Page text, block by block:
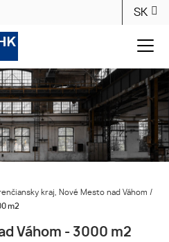
SK
kraj, Nové Mesto nad Váhom /
m2
Váhom - 3000 m2